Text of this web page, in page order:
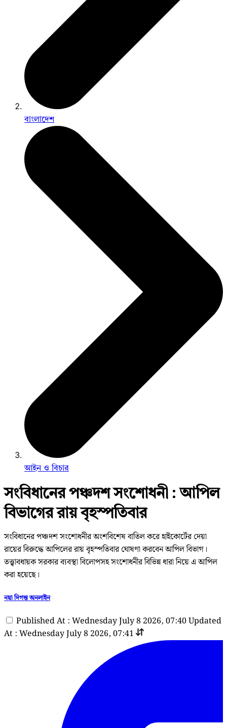
বাংলাদেশ
আইন ও বিচার
সংবিধানের পঞ্চদশ সংশোধনী : আপিল
বিভাগের রায় বৃহস্পতিবার
সংবিধানের পঞ্চদশ সংশোধনীর অংশবিশেষ বাতিল করে হাইকোর্টের দেয়া
রায়ের বিরুদ্ধে আপিলের রায় বৃহস্পতিবার ঘোষণা করবেন আপিল বিভাগ।
তত্ত্বাবধায়ক সরকার ব্যবস্থা বিলোপসহ সংশোধনীর বিভিন্ন ধারা নিয়ে এ আপিল
করা হয়েছে।
নয়া দিগন্ত অনলাইন
Published At : Wednesday July 8 2026, 07:40Updated
At : Wednesday July 8 2026, 07:41